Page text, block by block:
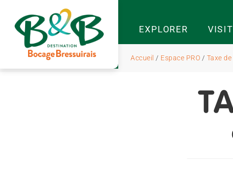
EXPLORER
Accueil / Espace PRO / Taxe